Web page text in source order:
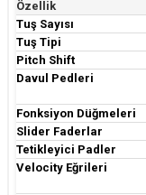
Özellik
Tuş Sayısı
Tuş Tipi
Pitch Shift
Davul Pedleri
Fonksiyon Düğmeleri
Slider Faderlar
Tetikleyici Padler
Velocity Eğrileri